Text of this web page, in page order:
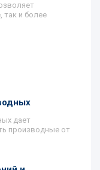
так и более
дает
производные от